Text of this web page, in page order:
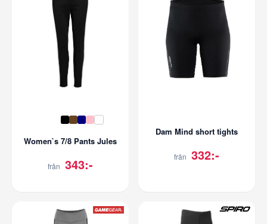
Women`s 7/8 Pants Jules
från 343:-
Dam Mind short tights
från 332:-